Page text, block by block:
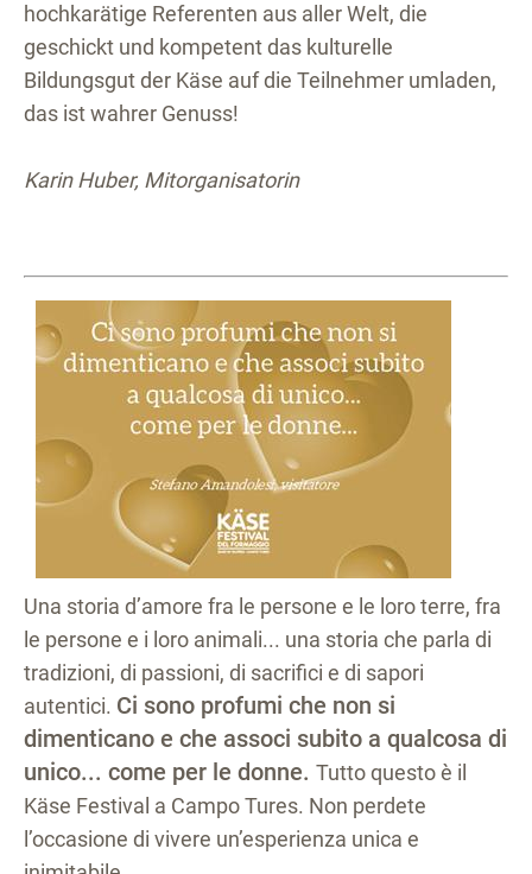
hochkarätige Referenten aus aller Welt, die
geschickt und kompetent das kulturelle
Bildungsgut der Käse auf die Teilnehmer umladen,
das ist wahrer Genuss!
Karin Huber, Mitorganisatorin
Una storia d’amore fra le persone e le loro terre, fra
le persone e i loro animali... una storia che parla di
tradizioni, di passioni, di sacrifici e di sapori
autentici. Ci sono profumi che non si
dimenticano e che associ subito a qualcosa di
unico... come per le donne. Tutto questo è il
Käse Festival a Campo Tures. Non perdete
l’occasione di vivere un’esperienza unica e